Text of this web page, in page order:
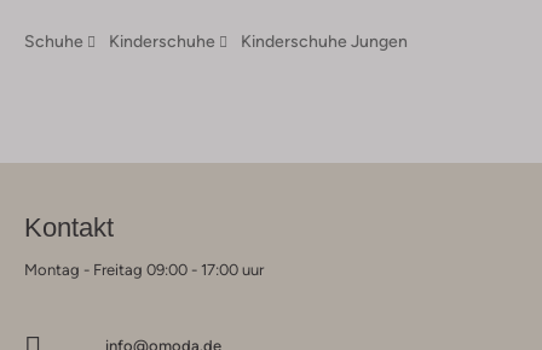
Schuhe Kinderschuhe Kinderschuhe Jungen
Kontakt
Montag - Freitag 09:00 - 17:00 uur
info@omoda.de